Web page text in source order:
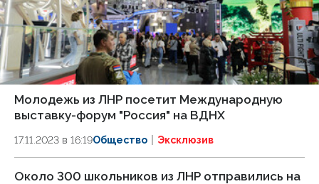
Молодежь из ЛНР посетит Международную
выставку-форум "Россия" на ВДНХ
17.11.2023 в 16:19Общество Эксклюзив
Около 300 школьников из ЛНР отправились на